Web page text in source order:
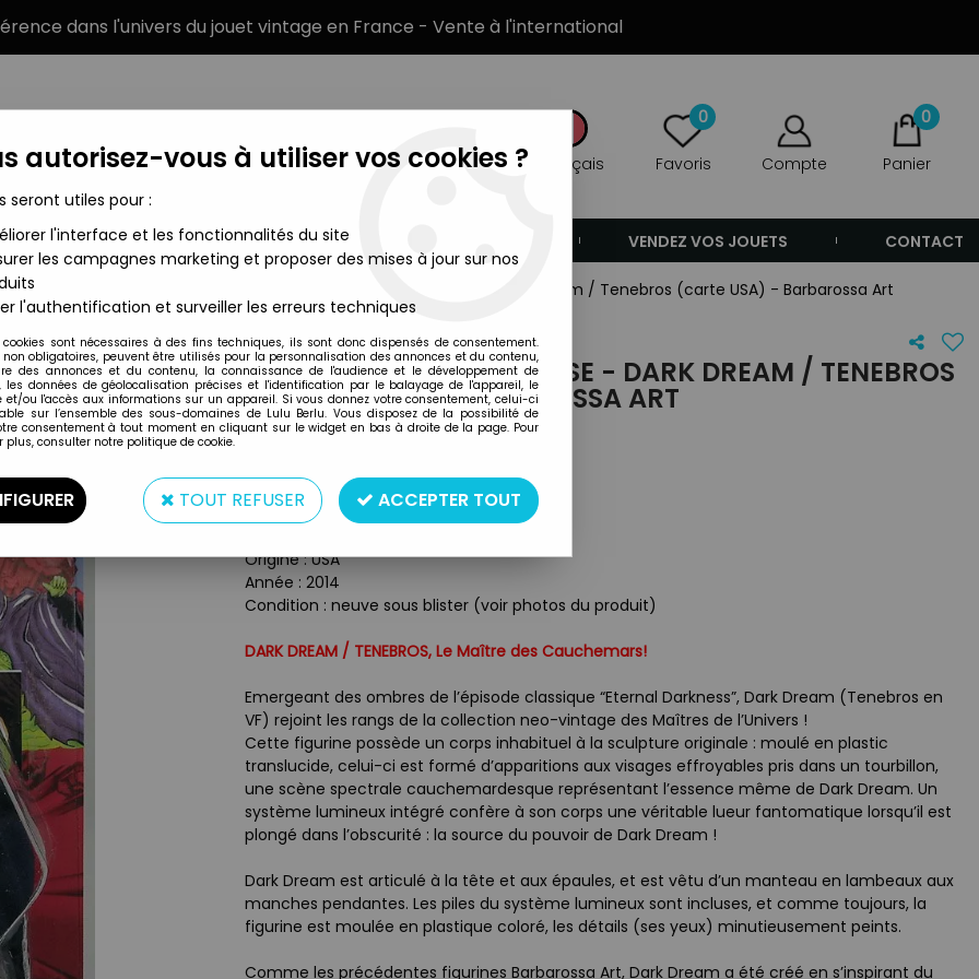
dans l'univers du jouet vintage en France - Vente à l'international
Français
0
Favoris Compte
0
Panier
MARQUES TYPE DE PRODUIT VENDEZ VOS JOUETS CONTACT
de l'Univers Figurines sous blister Masters of the Universe - Dark Dream / Tenebros (carte USA) - Barbarossa Art
Barbarossa Custom Creations
MASTERS OF THE UNIVERSE - DARK DREAM / TENEBROS
(CARTE USA) - BARBAROSSA ART
Type : figurine articulée
Matière : plastique
Origine : USA
Année : 2014
Condition : neuve sous blister (voir photos du produit)
DARK DREAM / TENEBROS, Le Maître des Cauchemars!
Emergeant des ombres de l’épisode classique “Eternal Darkness”, Dark Dream (Tenebros en
VF) rejoint les rangs de la collection neo-vintage des Maîtres de l’Univers !
Cette figurine possède un corps inhabituel à la sculpture originale : moulé en plastic
translucide, celui-ci est formé d’apparitions aux visages effroyables pris dans un tourbillon,
une scène spectrale cauchemardesque représentant l’essence même de Dark Dream. Un
système lumineux intégré confère à son corps une véritable lueur fantomatique lorsqu’il est
plongé dans l’obscurité : la source du pouvoir de Dark Dream !
Dark Dream est articulé à la tête et aux épaules, et est vêtu d’un manteau en lambeaux aux
manches pendantes. Les piles du système lumineux sont incluses, et comme toujours, la
figurine est moulée en plastique coloré, les détails (ses yeux) minutieusement peints.
Comme les précédentes figurines Barbarossa Art, Dark Dream a été créé en s’inspirant du
autorisez-vous à utiliser vos cookies ?
seront utiles pour :
l'interface et les fonctionnalités du site
les campagnes marketing et proposer des mises à jour sur nos
l'authentification et surveiller les erreurs techniques
cookies sont nécessaires à des fins techniques, ils sont donc dispensés de consentement.
non obligatoires, peuvent être utilisés pour la personnalisation des annonces et du contenu,
des annonces et du contenu, la connaissance de l'audience et le développement de
les données de géolocalisation précises et l'identification par le balayage de l'appareil, le
et/ou l'accès aux informations sur un appareil. Si vous donnez votre consentement, celui-ci
sur l’ensemble des sous-domaines de Lulu Berlu. Vous disposez de la possibilité de
consentement à tout moment en cliquant sur le widget en bas à droite de la page. Pour
plus, consulter notre politique de cookie.
TOUT REFUSER ACCEPTER TOUT